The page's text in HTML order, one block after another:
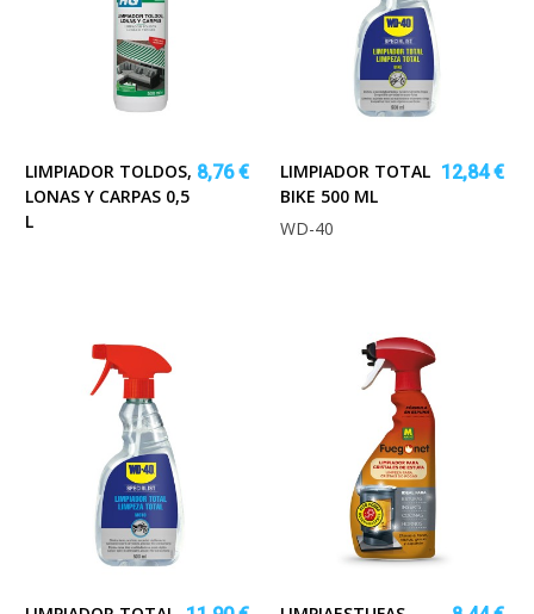
LIMPIADOR TOLDOS,
LONAS Y CARPAS 0,5
L
8,76 €
LIMPIADOR TOTAL
BIKE 500 ML
12,84 €
WD-40